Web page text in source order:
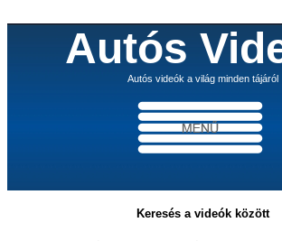
Autós
Autós videók a világ minden tájáról
Keresés a videók között